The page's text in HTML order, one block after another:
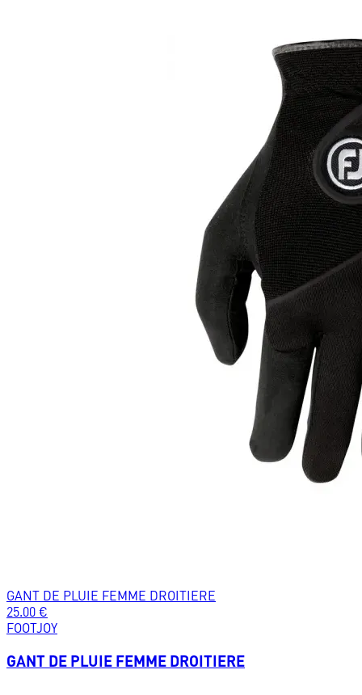
GANT DE PLUIE FEMME DROITIERE
25.00 €
FOOTJOY
GANT DE PLUIE FEMME DROITIERE